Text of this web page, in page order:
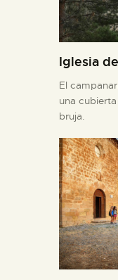
Iglesia
El
una
bruja.